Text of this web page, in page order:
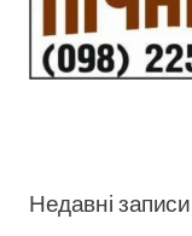
Недавні записи